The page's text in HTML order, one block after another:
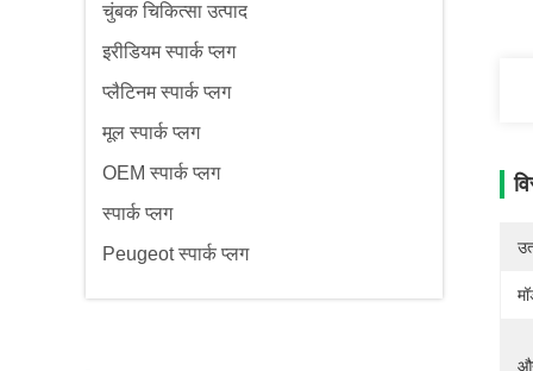
चुंबक चिकित्सा उत्पाद
इरीडियम स्पार्क प्लग
प्लैटिनम स्पार्क प्लग
मूल स्पार्क प्लग
OEM स्पार्क प्लग
स्पार्क प्लग
Peugeot स्पार्क प्लग